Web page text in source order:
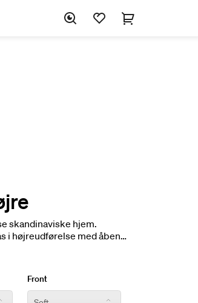
skandinaviske hjem.
i højreudførelse med åben
former og ægte
for et ridsefast,
i hverdagens rutiner.
Front